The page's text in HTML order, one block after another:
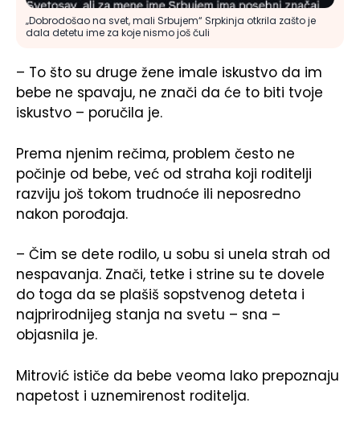
„Dobrodošao na svet, mali Srbujem“ Srpkinja otkrila zašto je
dala detetu ime za koje nismo još čuli
– To što su druge žene imale iskustvo da im
bebe ne spavaju, ne znači da će to biti tvoje
iskustvo – poručila je.
Prema njenim rečima, problem često ne
počinje od bebe, već od straha koji roditelji
razviju još tokom trudnoće ili neposredno
nakon porođaja.
– Čim se dete rodilo, u sobu si unela strah od
nespavanja. Znači, tetke i strine su te dovele
do toga da se plašiš sopstvenog deteta i
najprirodnijeg stanja na svetu – sna –
objasnila je.
Mitrović ističe da bebe veoma lako prepoznaju
napetost i uznemirenost roditelja.